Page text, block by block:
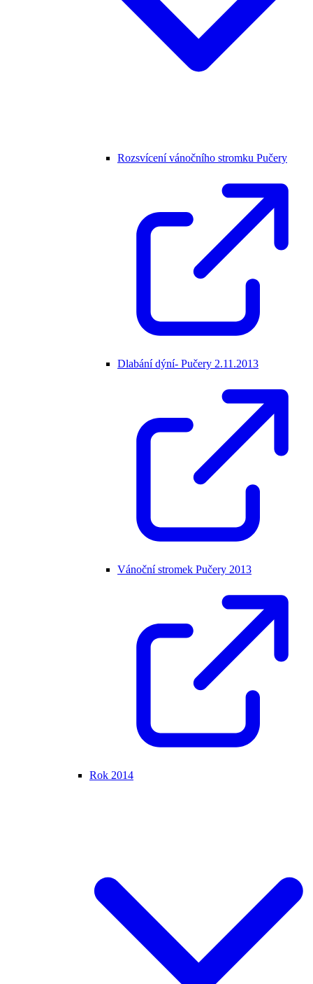
Rozsvícení vánočního stromku Pučery
Dlabání dýní- Pučery 2.11.2013
Vánoční stromek Pučery 2013
Rok 2014